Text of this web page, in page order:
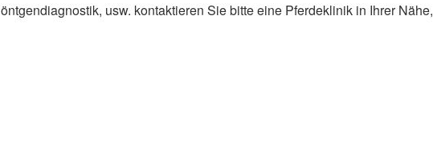
usw. kontaktieren Sie bitte eine Pferdeklinik in Ihrer Nähe,